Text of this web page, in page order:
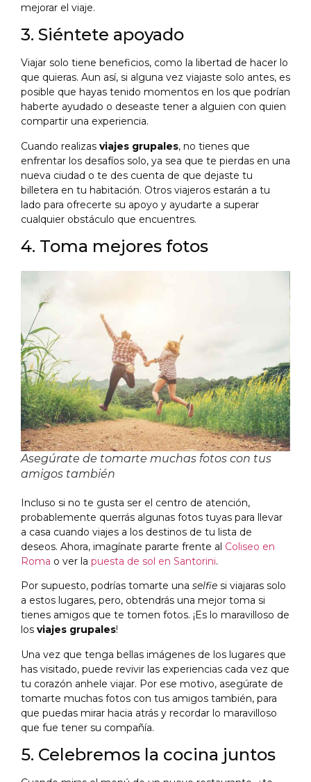
mejorar el viaje.
3. Siéntete apoyado
Viajar solo tiene beneficios, como la libertad de hacer lo
que quieras. Aun así, si alguna vez viajaste solo antes, es
posible que hayas tenido momentos en los que podrían
haberte ayudado o deseaste tener a alguien con quien
compartir una experiencia.
Cuando realizas viajes grupales, no tienes que
enfrentar los desafíos solo, ya sea que te pierdas en una
nueva ciudad o te des cuenta de que dejaste tu
billetera en tu habitación. Otros viajeros estarán a tu
lado para ofrecerte su apoyo y ayudarte a superar
cualquier obstáculo que encuentres.
4. Toma mejores fotos
Asegúrate de tomarte muchas fotos con tus
amigos también
Incluso si no te gusta ser el centro de atención,
probablemente querrás algunas fotos tuyas para llevar
a casa cuando viajes a los destinos de tu lista de
deseos. Ahora, imagínate pararte frente al Coliseo en
Roma o ver la puesta de sol en Santorini.
Por supuesto, podrías tomarte una selfie si viajaras solo
a estos lugares, pero, obtendrás una mejor toma si
tienes amigos que te tomen fotos. ¡Es lo maravilloso de
los viajes grupales!
Una vez que tenga bellas imágenes de los lugares que
has visitado, puede revivir las experiencias cada vez que
tu corazón anhele viajar. Por ese motivo, asegúrate de
tomarte muchas fotos con tus amigos también, para
que puedas mirar hacia atrás y recordar lo maravilloso
que fue tener su compañía.
5. Celebremos la cocina juntos